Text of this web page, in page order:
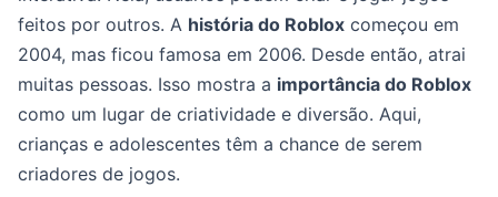
feitos por outros. A história do Roblox começou em
2004, mas ficou famosa em 2006. Desde então, atrai
muitas pessoas. Isso mostra a importância do Roblox
como um lugar de criatividade e diversão. Aqui,
crianças e adolescentes têm a chance de serem
criadores de jogos.